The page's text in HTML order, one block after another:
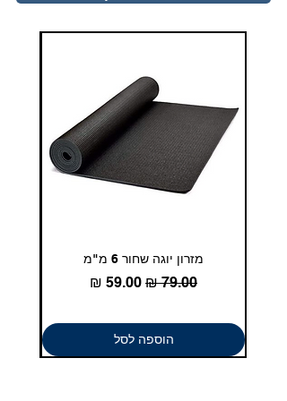
מזרון יוגה שחור 6 מ"מ
מחיר רגילמחיר מבצע
הוספה לסל